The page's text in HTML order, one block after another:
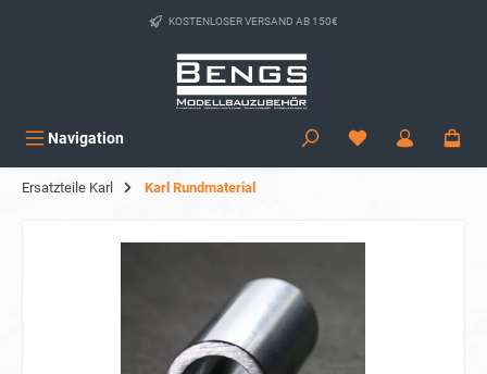
KOSTENLOSER VERSAND AB 150€
Navigation
Ersatzteile Karl Karl Rundmaterial